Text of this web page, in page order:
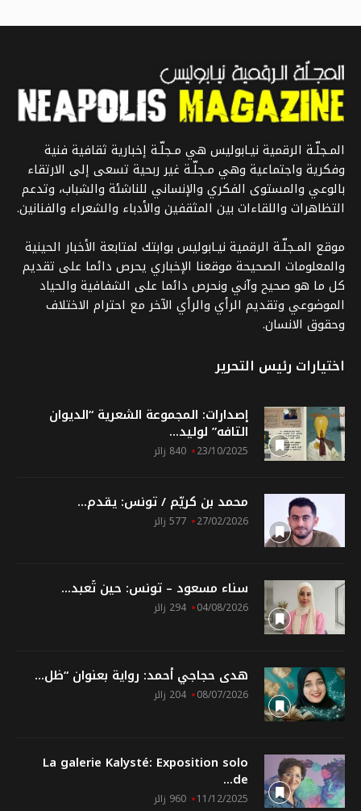
المـجلّـة الرقمية نيـابوليس هي مـجلّـة إخبارية ثقافية فنية
وفكرية واجتماعية وهي مـجلّـة غير ربحية تسعى إلى الارتقاء
بالوعي والمستوى الفكري والإنساني للناشئة والشباب، وتدعم
التظاهرات واللقاءات بين المثقفين والأدباء والشعراء والفنانين.
موقع المـجلّـة الرقمية نيـابوليس بوابتك لمتابعة الأخبار الحينية
والمعلومات الصحيحة موقعنا الإخباري يحرص دائما على تقديم
كل ما هو صحيح وآني ونحرص دائما على الشفافية والحياد
الموضوعي وتقديم الرأي والرأي الآخر مع احترام الاختلاف
وحقوق الانسان.
اختيارات رئيس التحرير
إصدارات: المجموعة الشعرية “الديوان
التافه” لوليد...
23/10/2025 840 زائر
محمد بن كريّم / تونس: يقدم...
27/02/2026 577 زائر
سناء مسعود – تونس: حين تُعبد...
04/08/2026 294 زائر
ھدى حجاجي أحمد: رواية بعنوان “ظل...
08/07/2026 204 زائر
La galerie Kalysté: Exposition solo
de...
11/12/2025 960 زائر